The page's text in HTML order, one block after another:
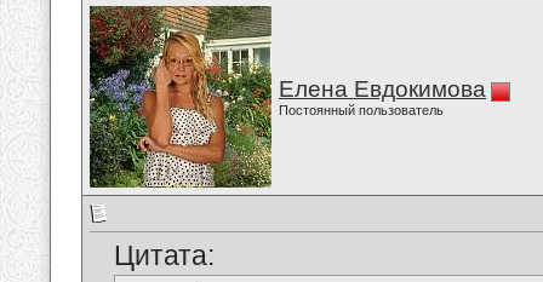
Елена Евдокимова
Постоянный пользователь
Цитата: